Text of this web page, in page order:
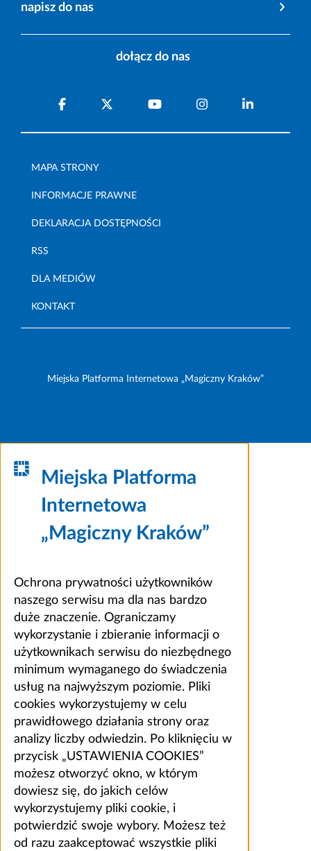
napisz do nas
dołącz do nas
MAPA STRONY
INFORMACJE PRAWNE
DEKLARACJA DOSTĘPNOŚCI
RSS
DLA MEDIÓW
KONTAKT
Miejska Platforma Internetowa „Magiczny Kraków”
Miejska Platforma
Internetowa
„Magiczny Kraków”
Ochrona prywatności użytkowników
naszego serwisu ma dla nas bardzo
duże znaczenie. Ograniczamy
wykorzystanie i zbieranie informacji o
użytkownikach serwisu do niezbędnego
minimum wymaganego do świadczenia
usług na najwyższym poziomie. Pliki
cookies wykorzystujemy w celu
prawidłowego działania strony oraz
analizy liczby odwiedzin. Po kliknięciu w
przycisk „USTAWIENIA COOKIES”
możesz otworzyć okno, w którym
dowiesz się, do jakich celów
wykorzystujemy pliki cookie, i
potwierdzić swoje wybory. Możesz też
od razu zaakceptować wszystkie pliki